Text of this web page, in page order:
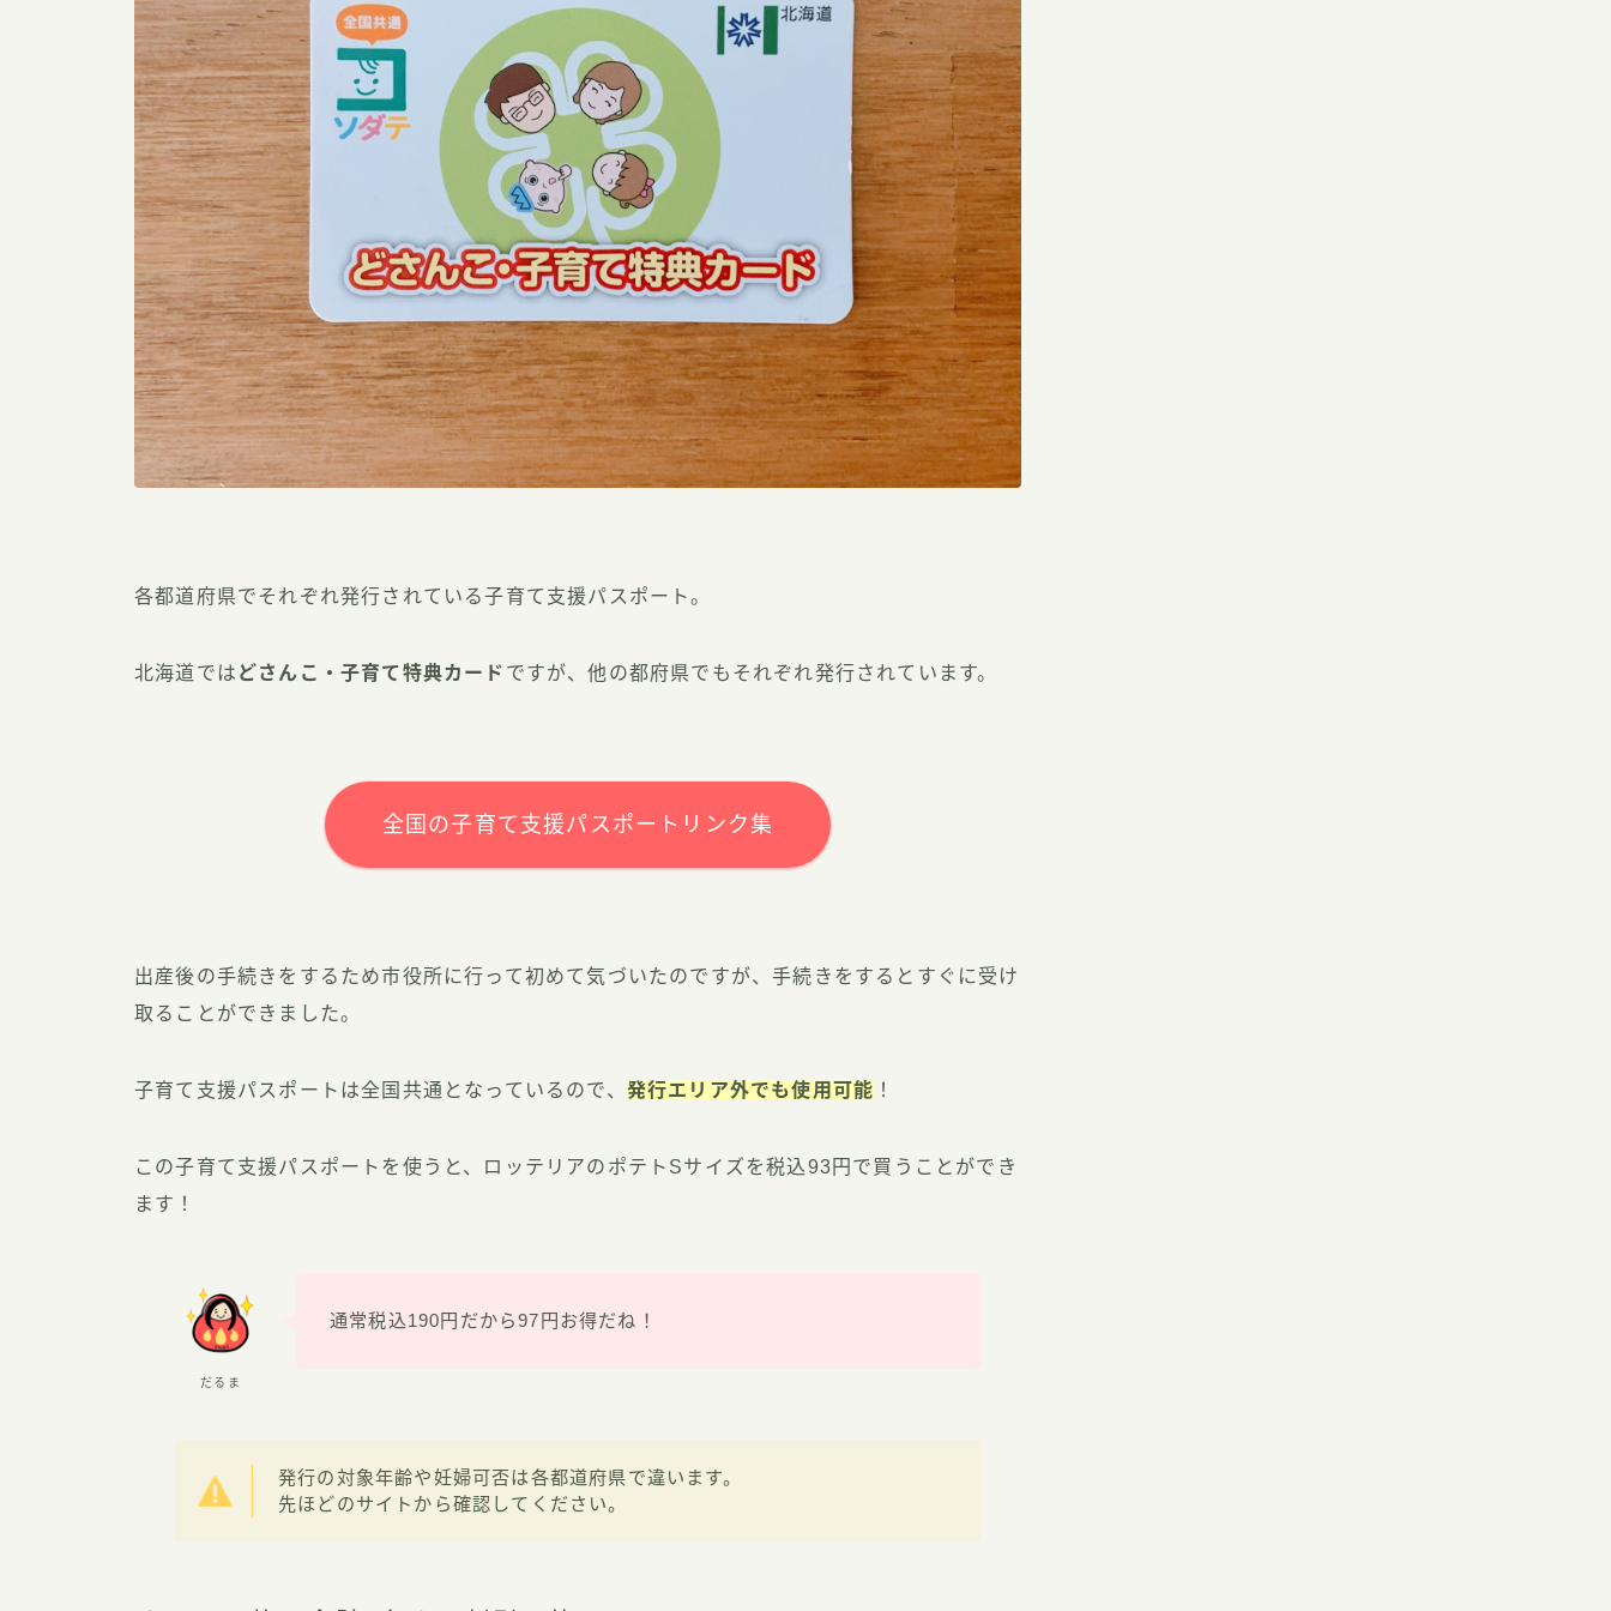
各都道府県でそれぞれ発行されている子育て支援パスポート。
北海道では どさんこ・子育て特典カード ですが、他の都府県でもそれぞれ発行されています。
全国の子育て支援パスポートリンク集
出産後の手続きをするため市役所に行って初めて気づいたのですが、手続きをするとすぐに受け
取ることができました。
子育て支援パスポートは全国共通となっているので、 発行エリア外でも使用可能 ！
この子育て支援パスポートを使うと、ロッテリアのポテトSサイズを税込93円で買うことができ
ます！
だるま
通常税込190円だから97円お得だね！
発行の対象年齢や妊婦可否は各都道府県で違います。
先ほどのサイトから確認してください。